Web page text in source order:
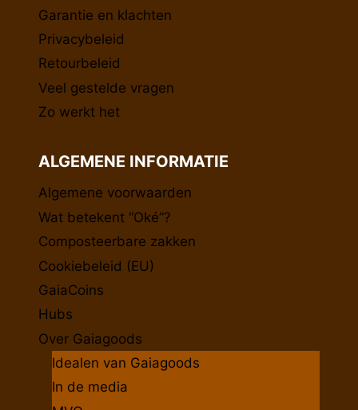
Garantie en klachten
Privacybeleid
Retourbeleid
Veel gestelde vragen
Zo werkt het
ALGEMENE INFORMATIE
Algemene voorwaarden
Wat betekent “Oké”?
Composteerbare zakken
Cookiebeleid (EU)
GaiaCoins
Hubs
Over Gaiagoods
Idealen van Gaiagoods
In de media